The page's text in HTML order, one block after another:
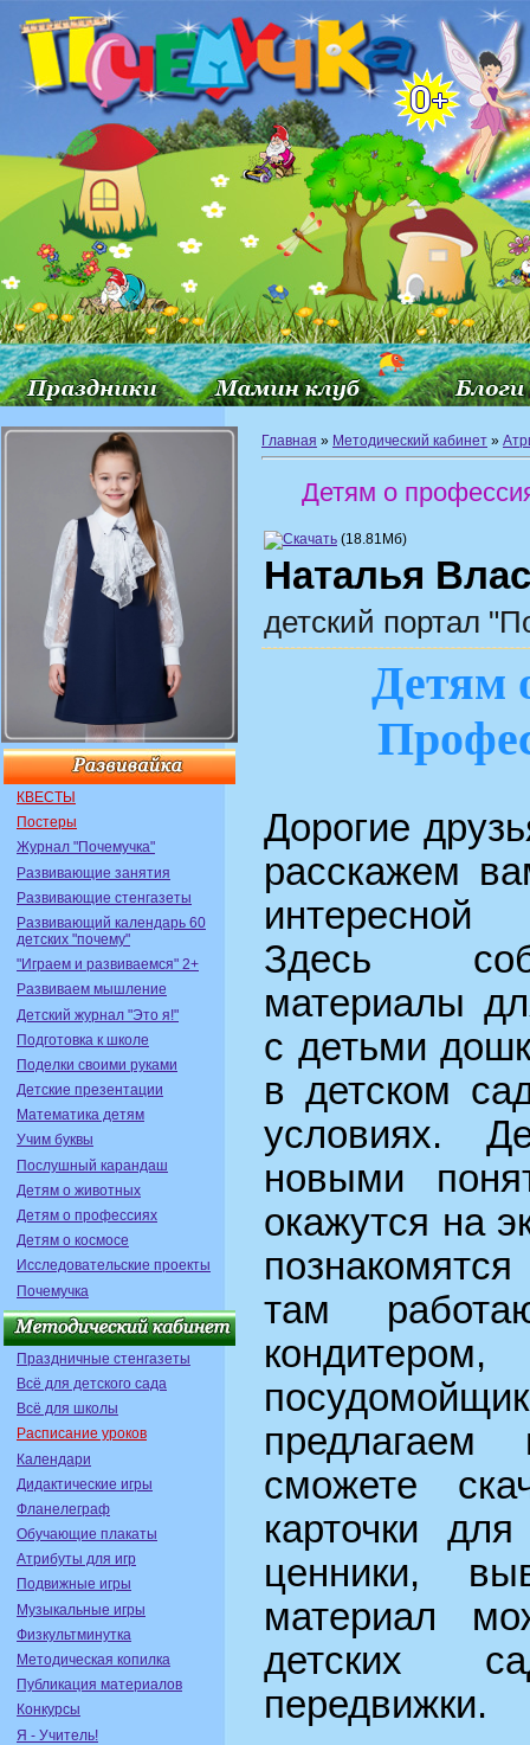
КВЕСТЫ
Постеры
Журнал "Почемучка"
Развивающие занятия
Развивающие стенгазеты
Развивающий календарь 60
детских "почему"
"Играем и развиваемся" 2+
Развиваем мышление
Детский журнал "Это я!"
Подготовка к школе
Поделки своими руками
Детские презентации
Математика детям
Учим буквы
Послушный карандаш
Детям о животных
Детям о профессиях
Детям о космосе
Исследовательские проекты
Почемучка
Праздничные стенгазеты
Всё для детского сада
Всё для школы
Расписание уроков
Календари
Дидактические игры
Фланелеграф
Обучающие плакаты
Атрибуты для игр
Подвижные игры
Музыкальные игры
Физкультминутка
Методическая копилка
Публикация материалов
Конкурсы
Я - Учитель!
Главная » Методический кабинет »
Детям о
(18.81Мб)
Наталья
детский портал
Детям
Дорогие
расскажем
интересной
Здесь
материалы
с детьми
в детском
условиях.
новыми
окажутся на
там
кондитером,
сможете
карточки
ценники,
материал
детских
передвижки.